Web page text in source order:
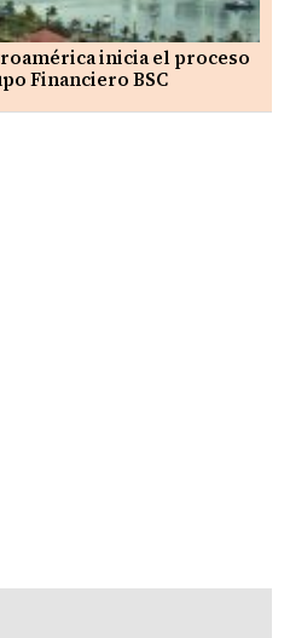
inicia el proceso
Financiero BSC